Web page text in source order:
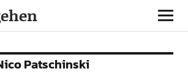
Patschinski